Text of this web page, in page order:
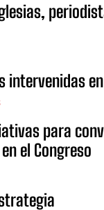
intervenidas
para
el Congreso